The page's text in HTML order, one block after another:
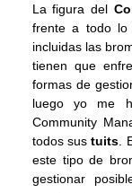
La figura del
frente a todo
incluidas las
tienen que
formas de
luego yo me
Community
todos sus tuits .
este tipo de
gestionar